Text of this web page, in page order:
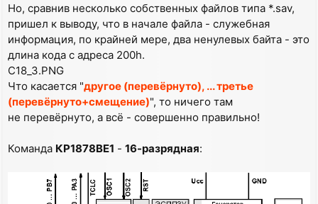
Но, сравнив несколько собственных файлов типа *.sav,
пришел к выводу, что в начале файла - служебная
информация, по крайней мере, два ненулевых байта - это
длина кода с адреса 200h.
C18_3.PNG
Что касается "другое (перевёрнуто), ... третье
(перевёрнуто+смещение)", то ничего там
не перевёрнуто, а всё - совершенно правильно!
Команда КР1878ВЕ1 - 16-разрядная: